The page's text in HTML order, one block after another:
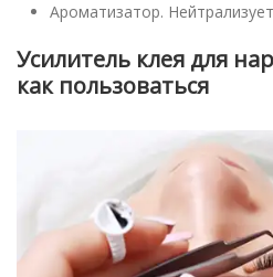
Ароматизатор.
Усилитель клея для
как пользоваться